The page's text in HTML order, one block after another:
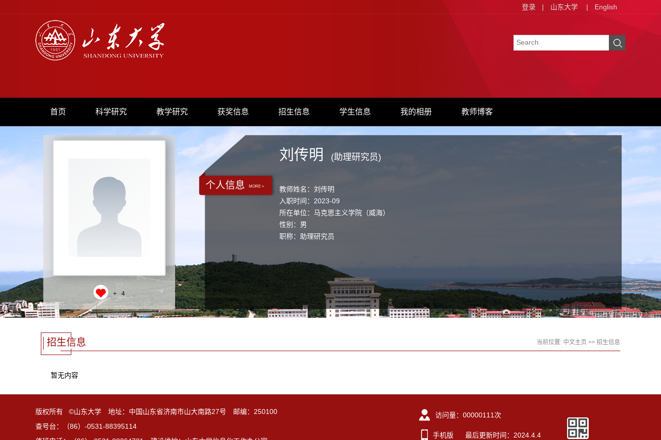
登录 | 山东大学 | English
首页 科学研究 教学研究 获奖信息 招生信息 学生信息 我的相册 教师博客
+ 4
个人信息 MORE +
刘传明 (助理研究员)
教师姓名：刘传明
入职时间：2023-09
所在单位：马克思主义学院（威海）
性别：男
职称：助理研究员
招生信息 当前位置: 中文主页 >> 招生信息
暂无内容
版权所有 ©山东大学 地址：中国山东省济南市山大南路27号 邮编：250100
查号台：（86）-0531-88395114
访问量： 00000111 次
手机版 最后更新时间： 2024 4 4